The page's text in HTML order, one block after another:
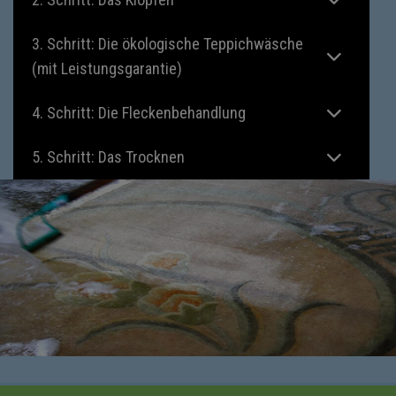
3. Schritt: Die ökologische Teppichwäsche
(mit Leistungsgarantie)
4. Schritt: Die Fleckenbehandlung
5. Schritt: Das Trocknen